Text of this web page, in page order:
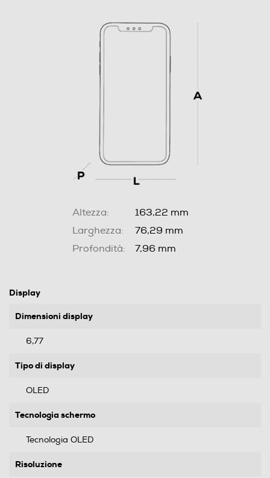
Altezza:
163,22 mm
Larghezza:
76,29 mm
Profondità:
7,96 mm
Display
Dimensioni display
6,77
Tipo di display
OLED
Tecnologia schermo
Tecnologia OLED
Risoluzione